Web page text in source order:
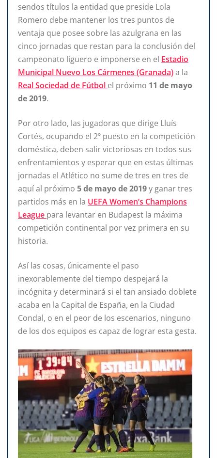
sendos títulos la entidad que preside Lola
Romero debe mantener los tres puntos de
ventaja que posee sobre las azulgrana en las
cinco jornadas que restan para la conclusión del
campeonato liguero e imponerse en el Estadio
Municipal Nuevo Los Cármenes (Granada)a la
Real Sociedad de Fútbol el próximo 11 de mayo
de 2019.
Por otro lado, las jugadoras que dirige Lluís
Cortés, ocupando el 2º puesto en la competición
doméstica, deben salir victoriosas en todos sus
enfrentamientos y esperar que en estas últimas
jornadas el Atlético no sume de tres en tres de
aquí al próximo 5 de mayo de 2019y ganar tres
partidos más en la UEFA Women’s Champions
League para levantar en Budapest la máxima
competición continental por vez primera en su
historia.
Así las cosas, únicamente el paso
inexorablemente del tiempo despejará la
incógnita y determinará si el tan ansiado doblete
acaba en la Capital de España, en la Ciudad
Condal, o en el peor de los escenarios, ninguno
de los dos equipos es capaz de lograr esta gesta.